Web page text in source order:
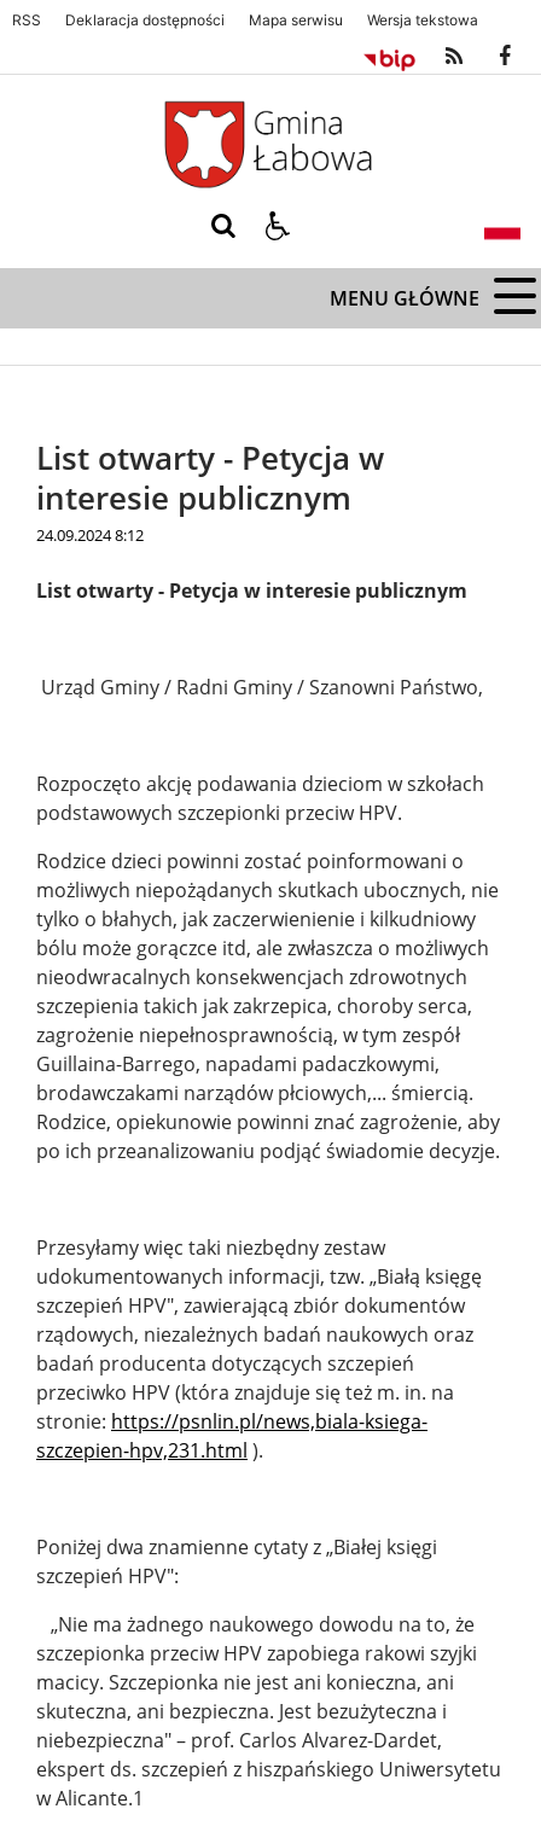
RSS Deklaracja dostępności Mapa serwisu Wersja tekstowa
Gmina Łabowa. Zapraszamy serdecznie
MENU GŁÓWNE
List otwarty - Petycja w
interesie publicznym
24.09.2024 8:12
Treść
List otwarty - Petycja w interesie publicznym
Urząd Gminy / Radni Gminy / Szanowni Państwo,
Rozpoczęto akcję podawania dzieciom w szkołach
podstawowych szczepionki przeciw HPV.
Rodzice dzieci powinni zostać poinformowani o
możliwych niepożądanych skutkach ubocznych, nie
tylko o błahych, jak zaczerwienienie i kilkudniowy
bólu może gorączce itd, ale zwłaszcza o możliwych
nieodwracalnych konsekwencjach zdrowotnych
szczepienia takich jak zakrzepica, choroby serca,
zagrożenie niepełnosprawnością, w tym zespół
Guillaina-Barrego, napadami padaczkowymi,
brodawczakami narządów płciowych,... śmiercią.
Rodzice, opiekunowie powinni znać zagrożenie, aby
po ich przeanalizowaniu podjąć świadomie decyzje.
Przesyłamy więc taki niezbędny zestaw
udokumentowanych informacji, tzw. „Białą księgę
szczepień HPV", zawierającą zbiór dokumentów
rządowych, niezależnych badań naukowych oraz
badań producenta dotyczących szczepień
przeciwko HPV (która znajduje się też m. in. na
stronie: https://psnlin.pl/news,biala-ksiega-
szczepien-hpv,231.html ).
Poniżej dwa znamienne cytaty z „Białej księgi
szczepień HPV":
„Nie ma żadnego naukowego dowodu na to, że
szczepionka przeciw HPV zapobiega rakowi szyjki
macicy. Szczepionka nie jest ani konieczna, ani
skuteczna, ani bezpieczna. Jest bezużyteczna i
niebezpieczna" – prof. Carlos Alvarez-Dardet,
ekspert ds. szczepień z hiszpańskiego Uniwersytetu
w Alicante.1